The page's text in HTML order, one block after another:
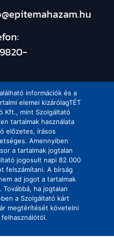
információk és a
elemei kizárólagTÉT
Kft., mint Szolgáltató
tartalmak használata
előzetes, írásos
Amennyiben
a tartalmak jogtalan
jogosult napi 82.000
felszámítani. A bírság
ad jogot a tartalmak
Továbbá, ha jogtalan
a Szolgáltató kárt
megtérítését követelni